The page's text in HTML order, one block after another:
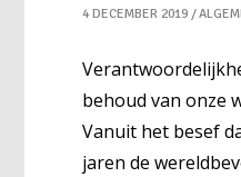
4 DECEMBER 2019
behoud van onze
Vanuit het besef
jaren de